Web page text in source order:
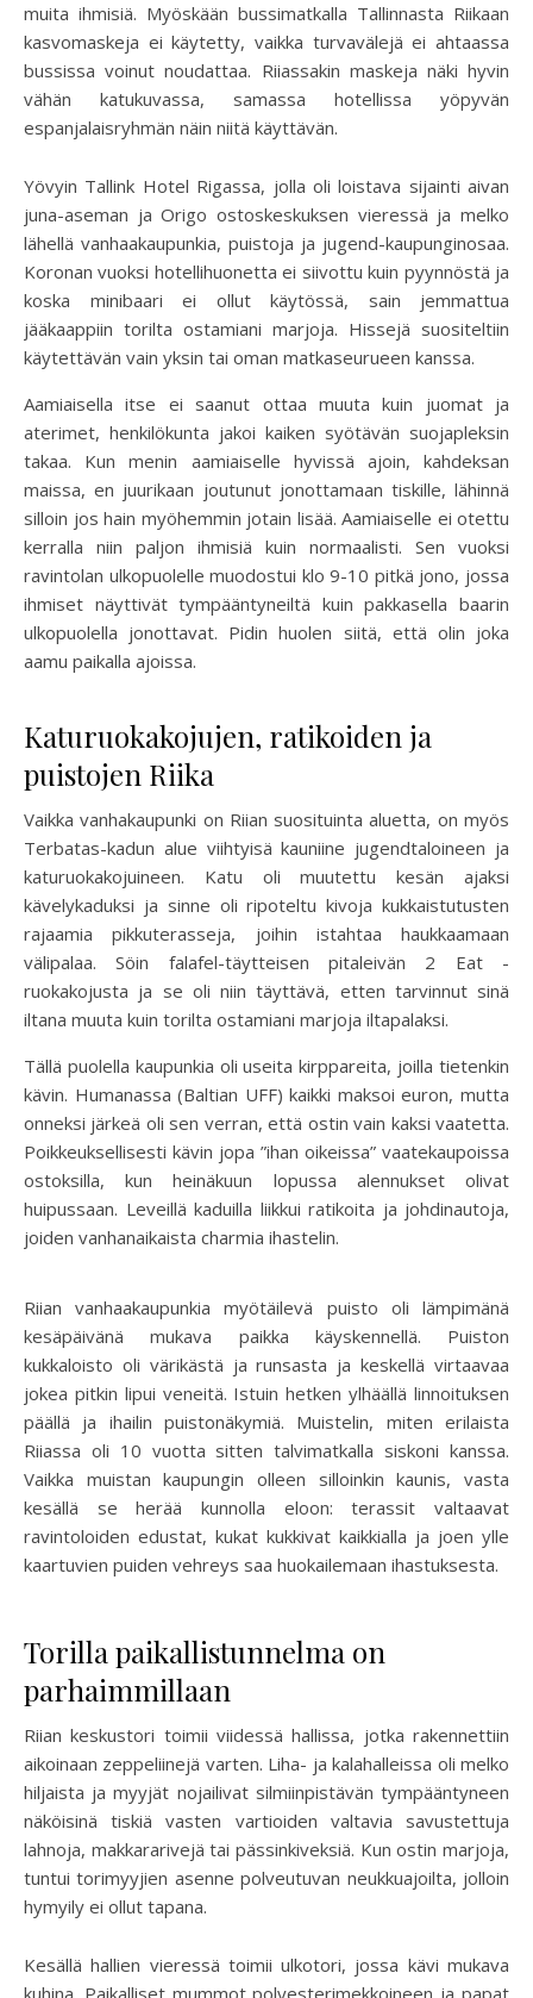
muita ihmisiä. Myöskään bussimatkalla Tallinnasta Riikaan
kasvomaskeja ei käytetty, vaikka turvavälejä ei ahtaassa
bussissa voinut noudattaa. Riiassakin maskeja näki hyvin
vähän katukuvassa, samassa hotellissa yöpyvän
espanjalaisryhmän näin niitä käyttävän.
Yövyin Tallink Hotel Rigassa, jolla oli loistava sijainti aivan
juna-aseman ja Origo ostoskeskuksen vieressä ja melko
lähellä vanhaakaupunkia, puistoja ja jugend-kaupunginosaa.
Koronan vuoksi hotellihuonetta ei siivottu kuin pyynnöstä ja
koska minibaari ei ollut käytössä, sain jemmattua
jääkaappiin torilta ostamiani marjoja. Hissejä suositeltiin
käytettävän vain yksin tai oman matkaseurueen kanssa.
Aamiaisella itse ei saanut ottaa muuta kuin juomat ja
aterimet, henkilökunta jakoi kaiken syötävän suojapleksin
takaa. Kun menin aamiaiselle hyvissä ajoin, kahdeksan
maissa, en juurikaan joutunut jonottamaan tiskille, lähinnä
silloin jos hain myöhemmin jotain lisää. Aamiaiselle ei otettu
kerralla niin paljon ihmisiä kuin normaalisti. Sen vuoksi
ravintolan ulkopuolelle muodostui klo 9-10 pitkä jono, jossa
ihmiset näyttivät tympääntyneiltä kuin pakkasella baarin
ulkopuolella jonottavat. Pidin huolen siitä, että olin joka
aamu paikalla ajoissa.
Katuruokakojujen, ratikoiden ja
puistojen Riika
Vaikka vanhakaupunki on Riian suosituinta aluetta, on myös
Terbatas-kadun alue viihtyisä kauniine jugendtaloineen ja
katuruokakojuineen. Katu oli muutettu kesän ajaksi
kävelykaduksi ja sinne oli ripoteltu kivoja kukkaistutusten
rajaamia pikkuterasseja, joihin istahtaa haukkaamaan
välipalaa. Söin falafel-täytteisen pitaleivän 2 Eat -
ruokakojusta ja se oli niin täyttävä, etten tarvinnut sinä
iltana muuta kuin torilta ostamiani marjoja iltapalaksi.
Tällä puolella kaupunkia oli useita kirppareita, joilla tietenkin
kävin. Humanassa (Baltian UFF) kaikki maksoi euron, mutta
onneksi järkeä oli sen verran, että ostin vain kaksi vaatetta.
Poikkeuksellisesti kävin jopa ”ihan oikeissa” vaatekaupoissa
ostoksilla, kun heinäkuun lopussa alennukset olivat
huipussaan. Leveillä kaduilla liikkui ratikoita ja johdinautoja,
joiden vanhanaikaista charmia ihastelin.
Riian vanhaakaupunkia myötäilevä puisto oli lämpimänä
kesäpäivänä mukava paikka käyskennellä. Puiston
kukkaloisto oli värikästä ja runsasta ja keskellä virtaavaa
jokea pitkin lipui veneitä. Istuin hetken ylhäällä linnoituksen
päällä ja ihailin puistonäkymiä. Muistelin, miten erilaista
Riiassa oli 10 vuotta sitten talvimatkalla siskoni kanssa.
Vaikka muistan kaupungin olleen silloinkin kaunis, vasta
kesällä se herää kunnolla eloon: terassit valtaavat
ravintoloiden edustat, kukat kukkivat kaikkialla ja joen ylle
kaartuvien puiden vehreys saa huokailemaan ihastuksesta.
Torilla paikallistunnelma on
parhaimmillaan
Riian keskustori toimii viidessä hallissa, jotka rakennettiin
aikoinaan zeppeliinejä varten. Liha- ja kalahalleissa oli melko
hiljaista ja myyjät nojailivat silmiinpistävän tympääntyneen
näköisinä tiskiä vasten vartioiden valtavia savustettuja
lahnoja, makkararivejä tai pässinkiveksiä. Kun ostin marjoja,
tuntui torimyyjien asenne polveutuvan neukkuajoilta, jolloin
hymyily ei ollut tapana.
Kesällä hallien vieressä toimii ulkotori, jossa kävi mukava
kuhina. Paikalliset mummot polyesterimekkoineen ja papat